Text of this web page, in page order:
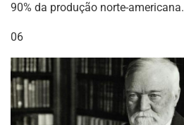
90% da produção norte-americana.
06